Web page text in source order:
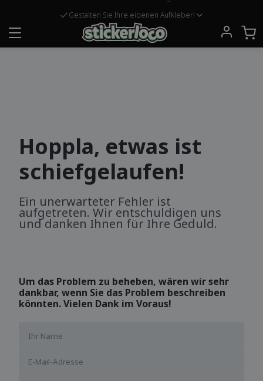
Gestalten Sie Ihre eigenen Aufkleber!
Hoppla, etwas ist
schiefgelaufen!
Ein unerwarteter Fehler ist
aufgetreten. Wir entschuldigen uns
und danken Ihnen für Ihre Geduld.
Um das Problem zu beheben, wären wir sehr
dankbar, wenn Sie das Problem beschreiben
könnten. Vielen Dank im Voraus!